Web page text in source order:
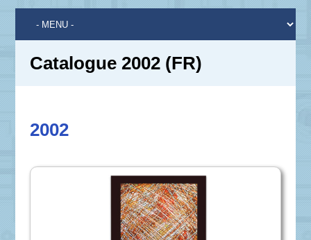
Catalogue 2002 (FR)
2002